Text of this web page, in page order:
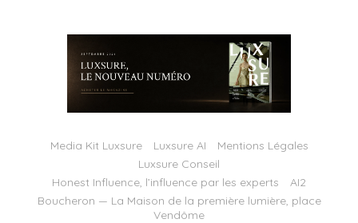
Media Kit Luxsure Luxsure AI
Mentions Légales
Luxsure Conseil
Honest Influence, l’influence par les experts
AI2
Boucheron — La Maison de la première lumière, place
Vendôme